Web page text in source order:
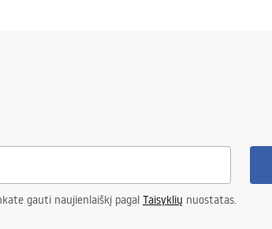
gauti naujienlaiškį pagal Taisyklių nuostatas.